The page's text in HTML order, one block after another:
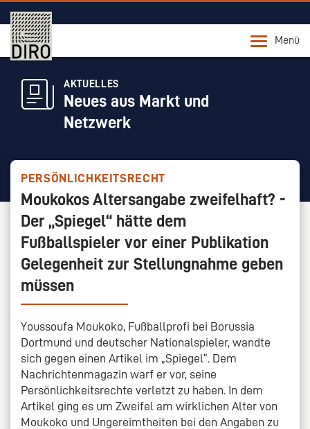
Menü
AKTUELLES
Neues aus Markt und
Netzwerk
PERSÖNLICHKEITSRECHT
Moukokos Altersangabe zweifelhaft? -
Der „Spiegel“ hätte dem
Fußballspieler vor einer Publikation
Gelegenheit zur Stellungnahme geben
müssen
Youssoufa Moukoko, Fußballprofi bei Borussia
Dortmund und deutscher Nationalspieler, wandte
sich gegen einen Artikel im „Spiegel“. Dem
Nachrichtenmagazin warf er vor, seine
Persönlichkeitsrechte verletzt zu haben. In dem
Artikel ging es um Zweifel am wirklichen Alter von
Moukoko und Ungereimtheiten bei den Angaben zu